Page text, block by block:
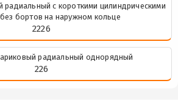
с короткими цилиндрическими
бортов на наружном кольце
2226
радиальный однорядный
226